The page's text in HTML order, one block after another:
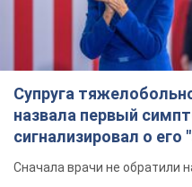
Ее убила Россия:
девочка, раненая в
российской атаки на
В тот день во время
погибли ее брат, отчим и
Почему в СССР врачи